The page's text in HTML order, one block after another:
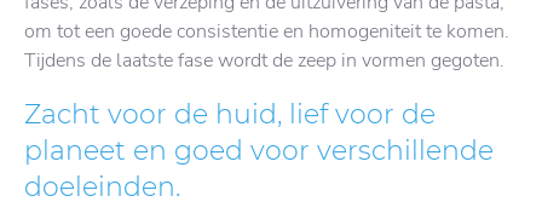
om tot een goede consistentie en homogeniteit te komen.
Tijdens de laatste fase wordt de zeep in vormen gegoten.
Zacht voor de huid, lief voor de
planeet en goed voor verschillende
doeleinden.